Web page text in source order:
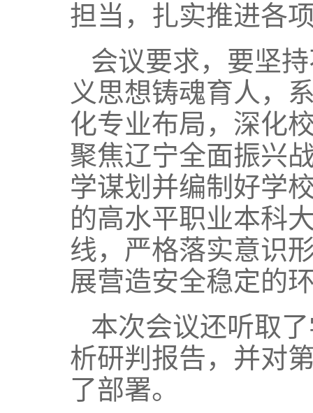
担当，扎实推进各
会议要求，要坚
义思想铸魂育人，
化专业布局，深化
聚焦辽宁全面振兴
学谋划并编制好学
的高水平职业本科
线，严格落实意识
展营造安全稳定的
本次会议还听取
析研判报告，并对
了部署。